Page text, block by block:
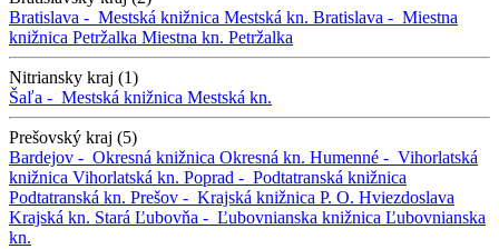
Bratislava - Mestská knižnica Mestská kn. Bratislava - Miestna
knižnica Petržalka Miestna kn. Petržalka
Nitriansky kraj (1)
Šaľa - Mestská knižnica Mestská kn.
Prešovský kraj (5)
Bardejov - Okresná knižnica Okresná kn. Humenné - Vihorlatská
knižnica Vihorlatská kn. Poprad - Podtatranská knižnica
Podtatranská kn. Prešov - Krajská knižnica P. O. Hviezdoslava
Krajská kn. Stará Ľubovňa - Ľubovnianska knižnica Ľubovnianska
kn.